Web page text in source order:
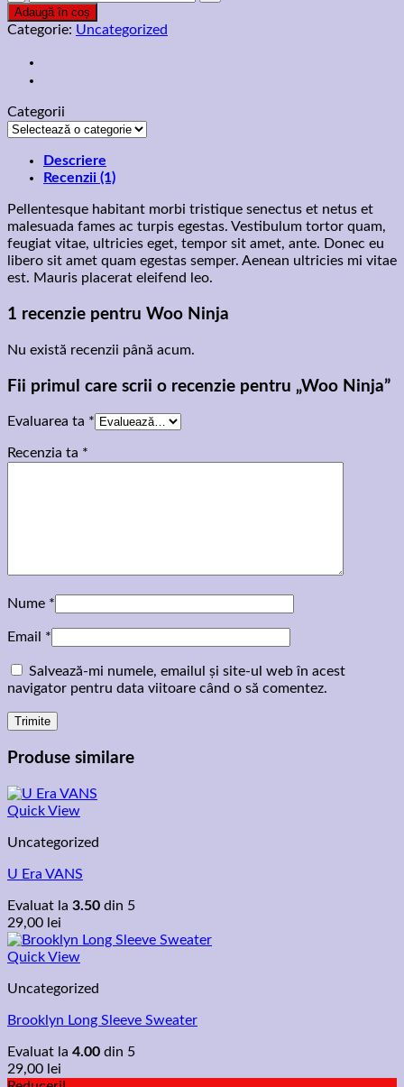
Woo
Ninja
Adaugă în coș
Categorie: Uncategorized
Categorii
Categorii
Descriere
Recenzii (1)
Pellentesque habitant morbi tristique senectus et netus et
malesuada fames ac turpis egestas. Vestibulum tortor quam,
feugiat vitae, ultricies eget, tempor sit amet, ante. Donec eu
libero sit amet quam egestas semper. Aenean ultricies mi vitae
est. Mauris placerat eleifend leo.
1 recenzie pentru Woo Ninja
Nu există recenzii până acum.
Fii primul care scrii o recenzie pentru „Woo Ninja”
Evaluarea ta *
Recenzia ta *
Nume *
Email *
Salvează-mi numele, emailul și site-ul web în acest
navigator pentru data viitoare când o să comentez.
Produse similare
Quick View
Uncategorized
U Era VANS
Evaluat la 3.50 din 5
29,00 lei
Quick View
Uncategorized
Brooklyn Long Sleeve Sweater
Evaluat la 4.00 din 5
29,00 lei